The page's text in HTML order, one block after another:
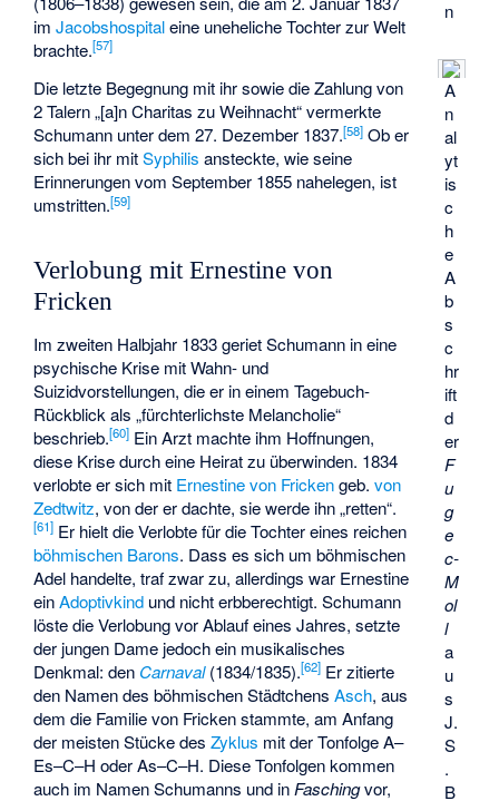
n
A
n
al
yt
is
c
h
e
A
b
s
c
hr
ift
d
er
F
u
g
e
c-
M
ol
l
a
u
s
J.
S
.
B
imJacobshospitaleine uneheliche Tochter zur Welt
brachte.[57]
Die letzte Begegnung mit ihr sowie die Zahlung von
2 Talern „[a]n Charitas zu Weihnacht“ vermerkte
Schumann unter dem 27. Dezember 1837.[58] Ob er
sich bei ihr mitSyphilis ansteckte, wie seine
Erinnerungen vom September 1855 nahelegen, ist
umstritten.[59]
Verlobung mit Ernestine von
Fricken
Im zweiten Halbjahr 1833 geriet Schumann in eine
psychische Krise mit Wahn- und
Suizidvorstellungen, die er in einem Tagebuch-
Rückblick als „fürchterlichste Melancholie“
beschrieb.[60] Ein Arzt machte ihm Hoffnungen,
diese Krise durch eine Heirat zu überwinden. 1834
verlobte er sich mit Ernestine von Frickengeb.von
Zedtwitz, von der er dachte, sie werde ihn „retten“.
[61] Er hielt die Verlobte für die Tochter eines reichen
böhmischen Barons. Dass es sich um böhmischen
Adel handelte, traf zwar zu, allerdings war Ernestine
einAdoptivkind und nicht erbberechtigt. Schumann
löste die Verlobung vor Ablauf eines Jahres, setzte
der jungen Dame jedoch ein musikalisches
Denkmal: den Carnaval(1834/1835).[62] Er zitierte
den Namen des böhmischen StädtchensAsch, aus
dem die Familie von Fricken stammte, am Anfang
der meisten Stücke desZyklus mit der Tonfolge A–
Es–C–H oder As–C–H. Diese Tonfolgen kommen
auch im Namen Schumanns und in Faschingvor,